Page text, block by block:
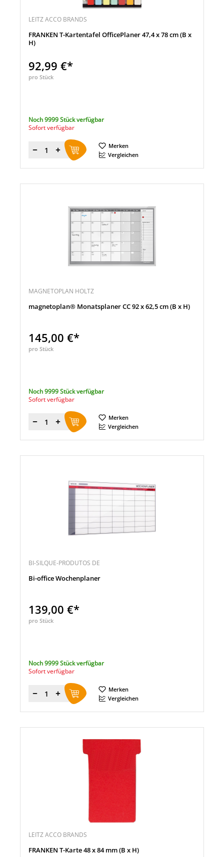
LEITZ ACCO BRANDS
FRANKEN T-Kartentafel OfficePlaner 47,4 x 78 cm (B x
H)
92,99 €*
pro Stück
Noch 9999 Stück verfügbar
Sofort verfügbar
Menge
Merken
Vergleichen
MAGNETOPLAN HOLTZ
magnetoplan® Monatsplaner CC 92 x 62,5 cm (B x H)
145,00 €*
pro Stück
Noch 9999 Stück verfügbar
Sofort verfügbar
Menge
Merken
Vergleichen
BI-SILQUE-PRODUTOS DE
Bi-office Wochenplaner
139,00 €*
pro Stück
Noch 9999 Stück verfügbar
Sofort verfügbar
Menge
Merken
Vergleichen
LEITZ ACCO BRANDS
FRANKEN T-Karte 48 x 84 mm (B x H)